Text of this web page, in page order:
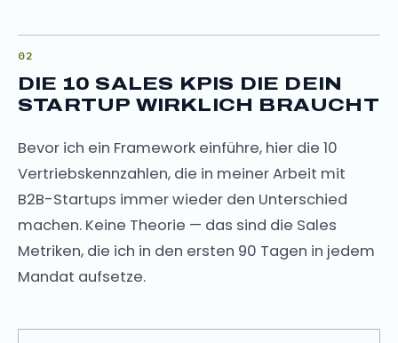
DIE 10 SALES KPIS DIE DEIN
STARTUP WIRKLICH BRAUCHT
Bevor ich ein Framework einführe, hier die 10
Vertriebskennzahlen, die in meiner Arbeit mit
B2B-Startups immer wieder den Unterschied
machen. Keine Theorie — das sind die Sales
Metriken, die ich in den ersten 90 Tagen in jedem
Mandat aufsetze.